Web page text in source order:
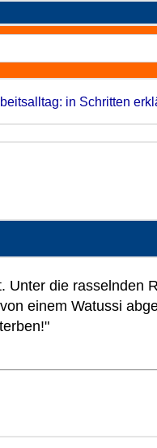
in Schritten
Unter die rasselnden
einem Watussi